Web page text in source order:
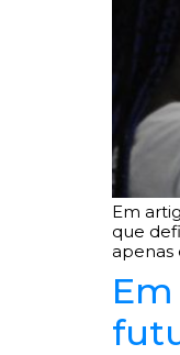
Em
que
apenas